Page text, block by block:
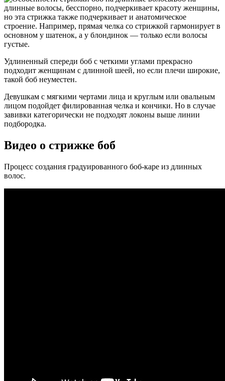
длинные волосы, бесспорно, подчеркивает красоту женщины,
но эта стрижка также подчеркивает и анатомическое
строение. Например, прямая челка со стрижкой гармонирует в
основном у шатенок, а у блондинок — только если волосы
густые.
Удлиненный спереди боб с четкими углами прекрасно
подходит женщинам с длинной шеей, но если плечи широкие,
такой боб неуместен.
Девушкам с мягкими чертами лица и круглым или овальным
лицом подойдет филированная челка и кончики. Но в случае
завивки категорически не подходят локоны выше линии
подбородка.
Видео о стрижке боб
Процесс создания градуированного боб-каре из длинных
волос.